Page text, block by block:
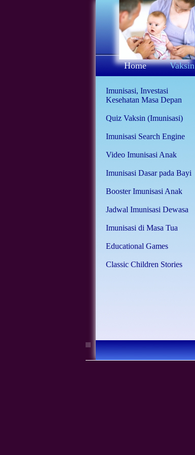
Home Vaksin
Imunisasi, Investasi
Kesehatan Masa Depan
Quiz Vaksin (Imunisasi)
Imunisasi Search Engine
Video Imunisasi Anak
Imunisasi Dasar pada Bayi
Booster Imunisasi Anak
Jadwal Imunisasi Dewasa
Imunisasi di Masa Tua
Educational Games
Classic Children Stories